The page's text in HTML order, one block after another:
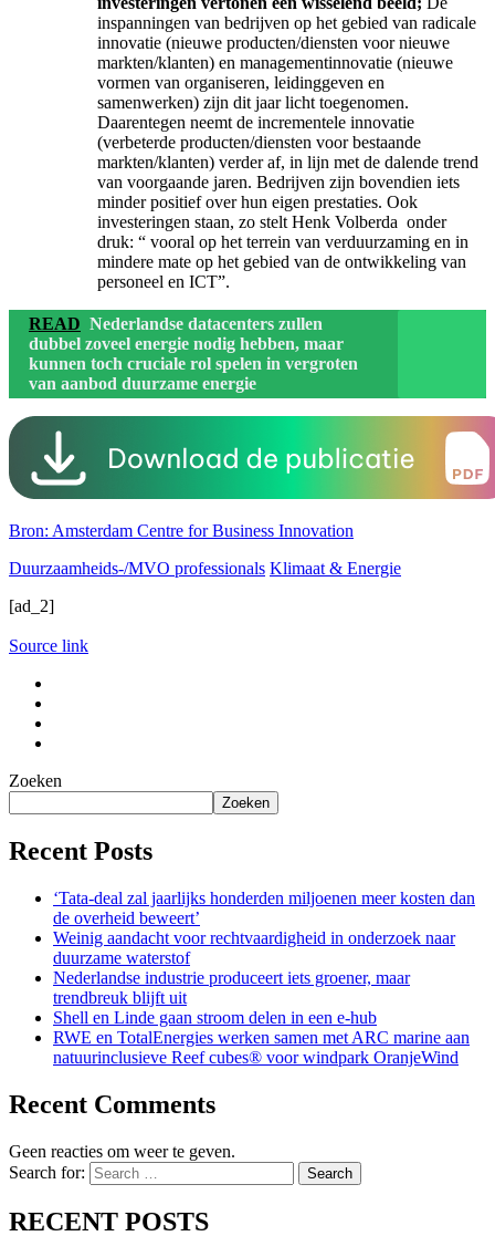
inspanningen van bedrijven op het gebied van radicale
innovatie (nieuwe producten/diensten voor nieuwe
markten/klanten) en managementinnovatie (nieuwe
vormen van organiseren, leidinggeven en
samenwerken) zijn dit jaar licht toegenomen.
Daarentegen neemt de incrementele innovatie
(verbeterde producten/diensten voor bestaande
markten/klanten) verder af, in lijn met de dalende trend
van voorgaande jaren. Bedrijven zijn bovendien iets
minder positief over hun eigen prestaties. Ook
investeringen staan, zo stelt Henk Volberda onder
druk: “ vooral op het terrein van verduurzaming en in
mindere mate op het gebied van de ontwikkeling van
personeel en ICT”.
READ Nederlandse datacenters zullen
dubbel zoveel energie nodig hebben, maar
kunnen toch cruciale rol spelen in vergroten
van aanbod duurzame energie
Bron: Amsterdam Centre for Business Innovation
Duurzaamheids-/MVO professionals Klimaat & Energie
[ad_2]
Source link
Zoeken
Zoeken
Recent Posts
‘Tata-deal zal jaarlijks honderden miljoenen meer kosten dan
de overheid beweert’
Weinig aandacht voor rechtvaardigheid in onderzoek naar
duurzame waterstof
Nederlandse industrie produceert iets groener, maar
trendbreuk blijft uit
Shell en Linde gaan stroom delen in een e-hub
RWE en TotalEnergies werken samen met ARC marine aan
natuurinclusieve Reef cubes® voor windpark OranjeWind
Recent Comments
Geen reacties om weer te geven.
Search for:
Search
RECENT POSTS